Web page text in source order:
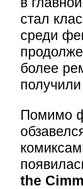
стал
среди
более
Помимо
the